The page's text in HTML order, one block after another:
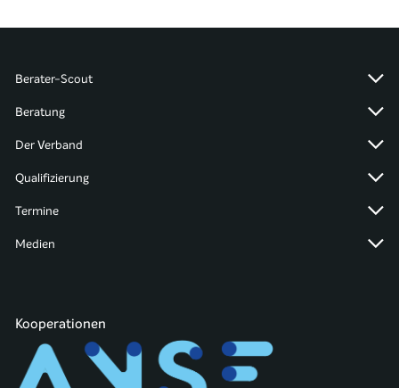
Berater-Scout
Beratung
Der Verband
Qualifizierung
Termine
Medien
Kooperationen